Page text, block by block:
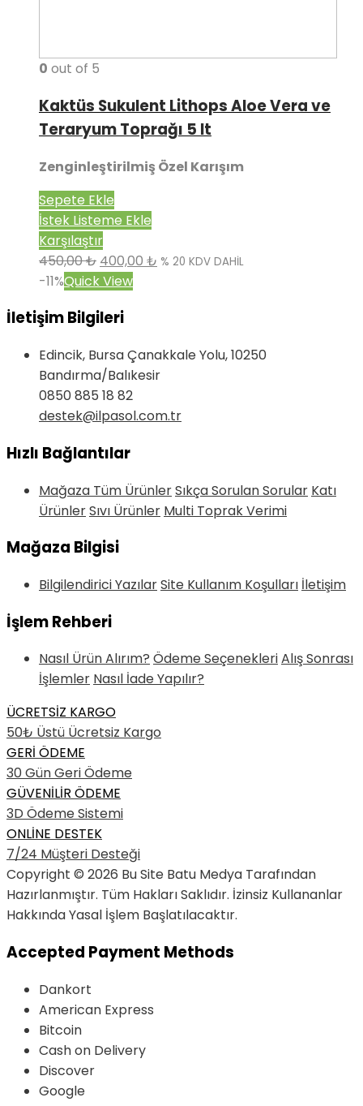
0 out of 5
Kaktüs Sukulent Lithops Aloe Vera ve
Teraryum Toprağı 5 lt
Zenginleştirilmiş Özel Karışım
Sepete Ekle
İstek Listeme Ekle
Karşılaştır
450,00₺ 400,00 ₺ % 20 KDV DAHİL
-11%Quick View
İletişim Bilgileri
Edincik, Bursa Çanakkale Yolu, 10250
Bandırma/Balıkesir
0850 885 18 82
destek@ilpasol.com.tr
Hızlı Bağlantılar
Mağaza Tüm ÜrünlerSıkça Sorulan Sorular Katı
ÜrünlerSıvı Ürünler Multi Toprak Verimi
Mağaza Bilgisi
Bilgilendirici YazılarSite Kullanım Koşulları İletişim
İşlem Rehberi
Nasıl Ürün Alırım? Ödeme SeçenekleriAlış Sonrası
İşlemler Nasıl İade Yapılır?
ÜCRETSİZ KARGO
50₺ Üstü Ücretsiz Kargo
GERİ ÖDEME
30 Gün Geri Ödeme
GÜVENİLİR ÖDEME
3D Ödeme Sistemi
ONLİNE DESTEK
7/24 Müşteri Desteği
Copyright © 2026 Bu Site Batu Medya Tarafından
Hazırlanmıştır. Tüm Hakları Saklıdır. İzinsiz Kullananlar
Hakkında Yasal İşlem Başlatılacaktır.
Accepted Payment Methods
Dankort
American Express
Bitcoin
Cash on Delivery
Discover
Google